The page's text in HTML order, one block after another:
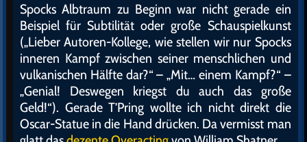
Spocks Albtraum zu Beginn war nicht gerade ein
Beispiel für Subtilität oder große Schauspielkunst
(„Lieber Autoren-Kollege, wie stellen wir nur Spocks
inneren Kampf zwischen seiner menschlichen und
vulkanischen Hälfte dar?“ – „Mit… einem Kampf?“ –
„Genial! Deswegen kriegst du auch das große
Geld!“). Gerade T’Pring wollte ich nicht direkt die
Oscar-Statue in die Hand drücken. Da vermisst man